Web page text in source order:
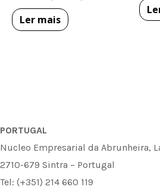
Ler mais
PORTUGAL
Nucleo Empresarial da Abrunheira,
2710-679 Sintra – Portugal
Tel: (+351) 214 660 119